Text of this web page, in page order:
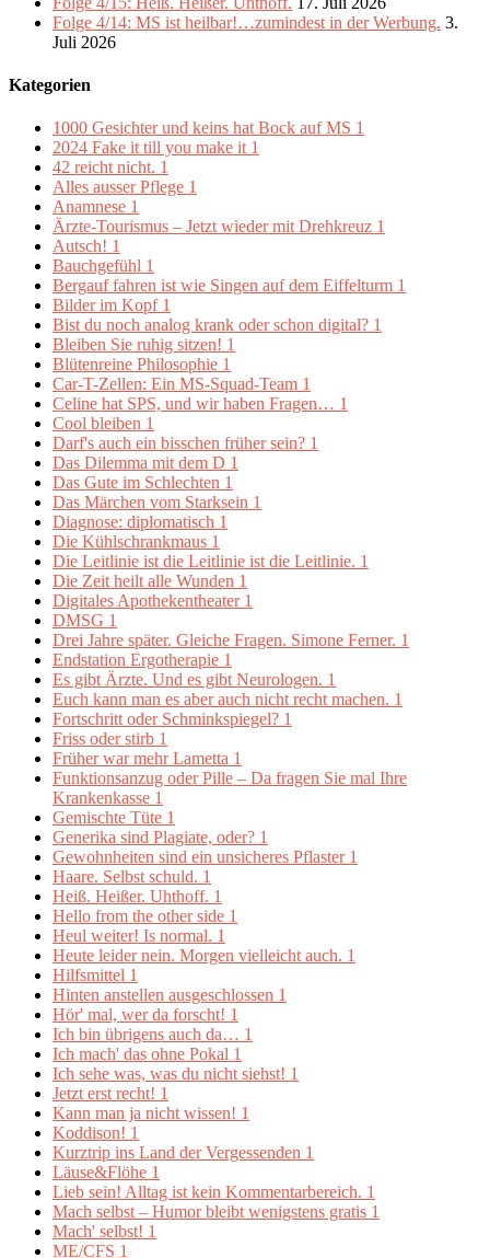
Folge 4/14: MS ist heilbar!…zumindest in der Werbung. 3.
Juli 2026
Kategorien
1000 Gesichter und keins hat Bock auf MS 1
2024 Fake it till you make it 1
42 reicht nicht. 1
Alles ausser Pflege 1
Anamnese 1
Ärzte-Tourismus – Jetzt wieder mit Drehkreuz 1
Autsch! 1
Bauchgefühl 1
Bergauf fahren ist wie Singen auf dem Eiffelturm 1
Bilder im Kopf 1
Bist du noch analog krank oder schon digital? 1
Bleiben Sie ruhig sitzen! 1
Blütenreine Philosophie 1
Car-T-Zellen: Ein MS-Squad-Team 1
Celine hat SPS, und wir haben Fragen… 1
Cool bleiben 1
Darf's auch ein bisschen früher sein? 1
Das Dilemma mit dem D 1
Das Gute im Schlechten 1
Das Märchen vom Starksein 1
Diagnose: diplomatisch 1
Die Kühlschrankmaus 1
Die Leitlinie ist die Leitlinie ist die Leitlinie. 1
Die Zeit heilt alle Wunden 1
Digitales Apothekentheater 1
DMSG 1
Drei Jahre später. Gleiche Fragen. Simone Ferner. 1
Endstation Ergotherapie 1
Es gibt Ärzte. Und es gibt Neurologen. 1
Euch kann man es aber auch nicht recht machen. 1
Fortschritt oder Schminkspiegel? 1
Friss oder stirb 1
Früher war mehr Lametta 1
Funktionsanzug oder Pille – Da fragen Sie mal Ihre
Krankenkasse 1
Gemischte Tüte 1
Generika sind Plagiate, oder? 1
Gewohnheiten sind ein unsicheres Pflaster 1
Haare. Selbst schuld. 1
Heiß. Heißer. Uhthoff. 1
Hello from the other side 1
Heul weiter! Is normal. 1
Heute leider nein. Morgen vielleicht auch. 1
Hilfsmittel 1
Hinten anstellen ausgeschlossen 1
Hör' mal, wer da forscht! 1
Ich bin übrigens auch da… 1
Ich mach' das ohne Pokal 1
Ich sehe was, was du nicht siehst! 1
Jetzt erst recht! 1
Kann man ja nicht wissen! 1
Koddison! 1
Kurztrip ins Land der Vergessenden 1
Läuse&Flöhe 1
Lieb sein! Alltag ist kein Kommentarbereich. 1
Mach selbst – Humor bleibt wenigstens gratis 1
Mach' selbst! 1
ME/CFS 1